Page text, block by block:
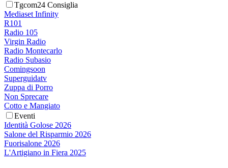
Tgcom24 Consiglia
Mediaset Infinity
R101
Radio 105
Virgin Radio
Radio Montecarlo
Radio Subasio
Comingsoon
Superguidatv
Zuppa di Porro
Non Sprecare
Cotto e Mangiato
Eventi
Identità Golose 2026
Salone del Risparmio 2026
Fuorisalone 2026
L'Artigiano in Fiera 2025